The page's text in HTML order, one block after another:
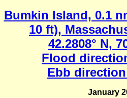
Bumkin Island, 0.1
10 ft),
42.2808° N,
Flood
Ebb direction
January